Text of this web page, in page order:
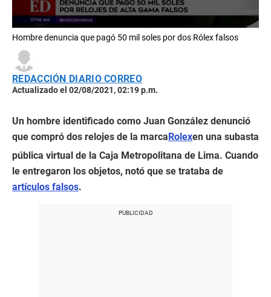
seconds
of
minutes,
35
seconds
Hombre denuncia que pagó 50 mil soles por dos Rólex falsos
REDACCIÓN DIARIO CORREO
Actualizado el 02/08/2021, 02:19 p.m.
Un hombre identificado como Juan González denunció
que compró dos relojes de la marcaRolexen una subasta
pública virtual de la Caja Metropolitana de Lima. Cuando
le entregaron los objetos, notó que se trataba de
artículos falsos.